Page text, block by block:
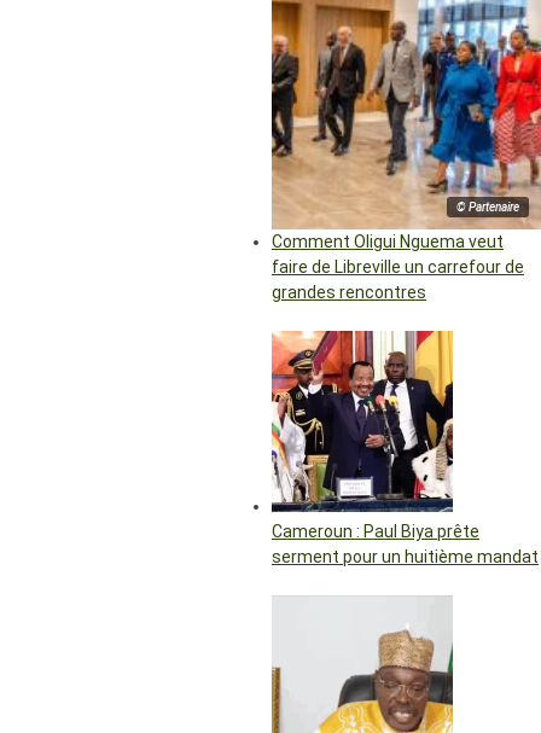
© Partenaire
Comment Oligui Nguema veut
faire de Libreville un carrefour de
grandes rencontres
Cameroun : Paul Biya prête
serment pour un huitième mandat